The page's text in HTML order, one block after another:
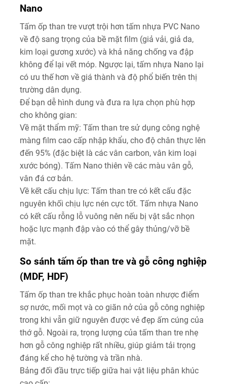
Nano
Tấm ốp than tre vượt trội hơn tấm nhựa PVC Nano
về độ sang trọng của bề mặt film (giả vải, giả da,
kim loại gương xước) và khả năng chống va đập
không để lại vết móp. Ngược lại, tấm nhựa Nano lại
có ưu thế hơn về giá thành và độ phổ biến trên thị
trường dân dụng.
Để bạn dễ hình dung và đưa ra lựa chọn phù hợp
cho không gian:
Về mặt thẩm mỹ: Tấm than tre sử dụng công nghệ
màng film cao cấp nhập khẩu, cho độ chân thực lên
đến 95% (đặc biệt là các vân carbon, vân kim loại
xước bóng). Tấm Nano thiên về các màu vân gỗ,
vân đá cơ bản.
Về kết cấu chịu lực: Tấm than tre có kết cấu đặc
nguyên khối chịu lực nén cực tốt. Tấm nhựa Nano
có kết cấu rỗng lỗ vuông nên nếu bị vật sắc nhọn
hoặc lực mạnh đập vào có thể gây thủng/vỡ bề
mặt.
So sánh tấm ốp than tre và gỗ công nghiệp
(MDF, HDF)
Tấm ốp than tre khắc phục hoàn toàn nhược điểm
sợ nước, mối mọt và co giãn nở của gỗ công nghiệp
trong khi vẫn giữ nguyên được vẻ đẹp ấm cúng của
thớ gỗ. Ngoài ra, trọng lượng của tấm than tre nhẹ
hơn gỗ công nghiệp rất nhiều, giúp giảm tải trọng
đáng kể cho hệ tường và trần nhà.
Bảng đối đầu trực tiếp giữa hai vật liệu phân khúc